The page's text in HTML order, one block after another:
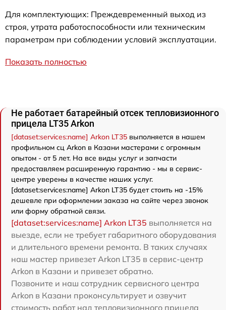
Для комплектующих: Преждевременный выход из
строя, утрата работоспособности или техническим
параметрам при соблюдении условий эксплуатации.
Показать полностью
Не работает батарейный отсек тепловизионного
прицела LT35 Arkon
[dataset:services:name] Arkon LT35 выполняется в нашем
профильном сц Arkon в Казани мастерами с огромным
опытом - от 5 лет. На все виды услуг и запчасти
предоставляем расширенную гарантию - мы в сервис-
центре уверены в качестве наших услуг.
[dataset:services:name] Arkon LT35 будет стоить на -15%
дешевле при оформлении заказа на сайте через звонок
или форму обратной связи.
[dataset:services:name] Arkon LT35 выполняется на
выезде, если не требует габаритного оборудования
и длительного времени ремонта. В таких случаях
наш мастер привезет Arkon LT35 в сервис-центр
Arkon в Казани и привезет обратно.
Позвоните и наш сотрудник сервисного центра
Arkon в Казани проконсультирует и озвучит
стоимость работ над тепловизионного прицела